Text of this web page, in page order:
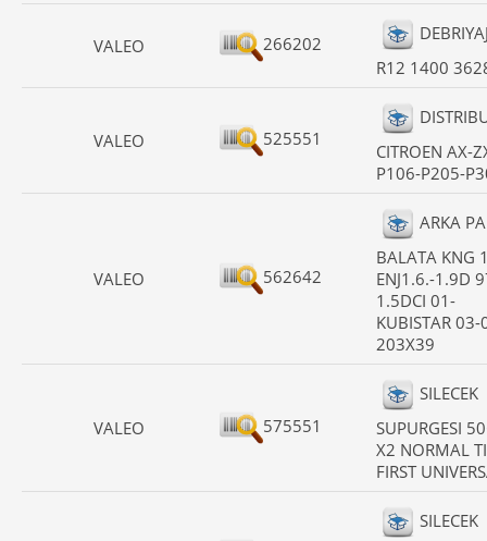
VALEO 266202
R12 1400
VALEO 525551
CITROEN AX-
P106-P205-
VALEO 562642
ARKA
BALATA KNG
ENJ1.6.-1.9D
1.5DCI 01-
KUBISTAR 03-
203X39
VALEO 575551
SILECEK
SUPURGESI
X2 NORMAL
FIRST
SILECEK